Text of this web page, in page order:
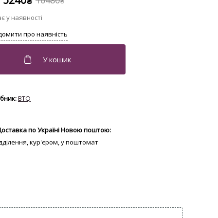
BTQ
по Україні Новою поштою:
кур'єром, у поштомат